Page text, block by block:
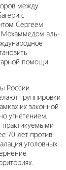
между
с
Сергеем
Мохаммедом аль-
помощи
России
группировки
их законной
угнетением,
практикуемыми
70 лет против
уголовных